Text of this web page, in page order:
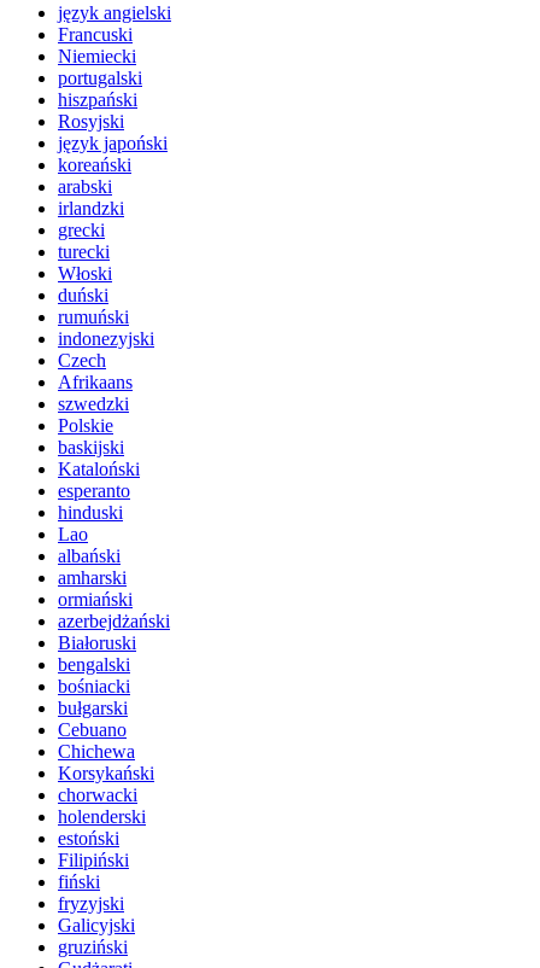
język angielski
Francuski
Niemiecki
portugalski
hiszpański
Rosyjski
język japoński
koreański
arabski
irlandzki
grecki
turecki
Włoski
duński
rumuński
indonezyjski
Czech
Afrikaans
szwedzki
Polskie
baskijski
Kataloński
esperanto
hinduski
Lao
albański
amharski
ormiański
azerbejdżański
Białoruski
bengalski
bośniacki
bułgarski
Cebuano
Chichewa
Korsykański
chorwacki
holenderski
estoński
Filipiński
fiński
fryzyjski
Galicyjski
gruziński